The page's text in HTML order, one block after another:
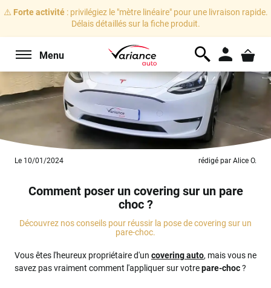
⚠️ Forte activité: privilégiez le "mètre linéaire" pour une livraison rapide.
Délais détaillés sur la fiche produit.
Menu
Le 10/01/2024 rédigé par Alice O.
Comment poser un covering sur un pare
choc ?
Découvrez nos conseils pour réussir la pose de covering sur un
pare-choc.
Vous êtes l'heureux propriétaire d'un covering auto, mais vous ne
savez pas vraiment comment l'appliquer sur votrepare-choc?